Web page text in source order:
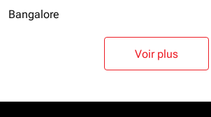
Bangalore
Voir plus